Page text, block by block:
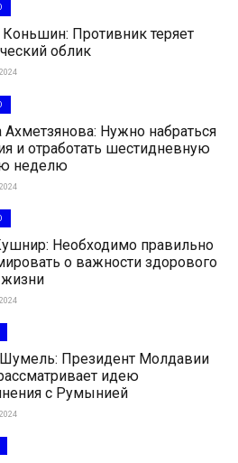
Коньшин: Противник теряет
облик
Нужно набраться
и отработать шестидневную
неделю
Необходимо правильно
о важности здорового
жизни
Президент Молдавии
идею
с Румынией